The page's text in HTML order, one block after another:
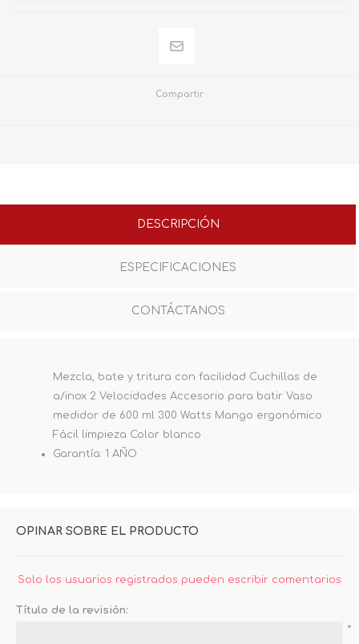
Compartir
DESCRIPCIÓN
ESPECIFICACIONES
CONTÁCTANOS
Mezcla, bate y tritura con facilidad Cuchillas de
a/inox 2 Velocidades Accesorio para batir Vaso
medidor de 600 ml 300 Watts Mango ergonómico
Fácil limpieza Color blanco
Garantía: 1 AÑO
OPINAR SOBRE EL PRODUCTO
Solo los usuarios registrados pueden escribir comentarios
Título de la revisión:
*